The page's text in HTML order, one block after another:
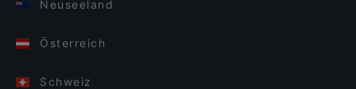
Neuseeland
Österreich
Schweiz